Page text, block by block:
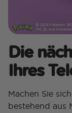
Die
Ihres
Machen Sie
bestehend aus